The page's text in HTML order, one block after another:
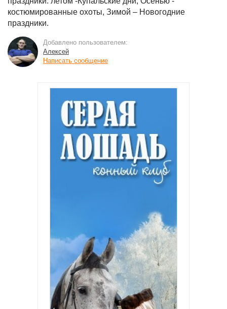
костюмированные охоты, Зимой – Новогодние
праздники.
Добавлено пользователем:
Алексей
Написать сообщение